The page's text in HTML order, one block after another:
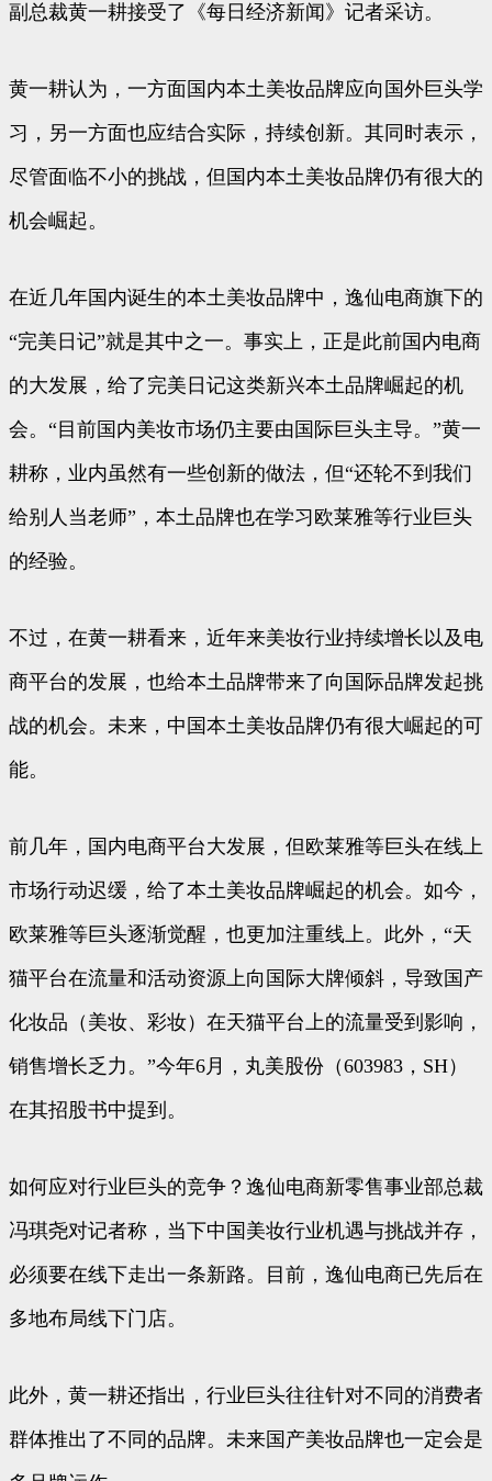
副总裁黄一耕接受了《每日经济新闻》记者采访。
黄一耕认为，一方面国内本土美妆品牌应向国外巨头学
习，另一方面也应结合实际，持续创新。其同时表示，
尽管面临不小的挑战，但国内本土美妆品牌仍有很大的
机会崛起。
在近几年国内诞生的本土美妆品牌中，逸仙电商旗下的
“完美日记”就是其中之一。事实上，正是此前国内电商
的大发展，给了完美日记这类新兴本土品牌崛起的机
会。“目前国内美妆市场仍主要由国际巨头主导。”黄一
耕称，业内虽然有一些创新的做法，但“还轮不到我们
给别人当老师”，本土品牌也在学习欧莱雅等行业巨头
的经验。
不过，在黄一耕看来，近年来美妆行业持续增长以及电
商平台的发展，也给本土品牌带来了向国际品牌发起挑
战的机会。未来，中国本土美妆品牌仍有很大崛起的可
能。
前几年，国内电商平台大发展，但欧莱雅等巨头在线上
市场行动迟缓，给了本土美妆品牌崛起的机会。如今，
欧莱雅等巨头逐渐觉醒，也更加注重线上。此外，“天
猫平台在流量和活动资源上向国际大牌倾斜，导致国产
化妆品（美妆、彩妆）在天猫平台上的流量受到影响，
销售增长乏力。”今年6月，丸美股份（603983，SH）
在其招股书中提到。
如何应对行业巨头的竞争？逸仙电商新零售事业部总裁
冯琪尧对记者称，当下中国美妆行业机遇与挑战并存，
必须要在线下走出一条新路。目前，逸仙电商已先后在
多地布局线下门店。
此外，黄一耕还指出，行业巨头往往针对不同的消费者
群体推出了不同的品牌。未来国产美妆品牌也一定会是